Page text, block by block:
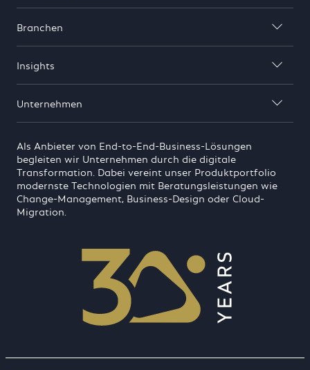

Branchen

Insights

Unternehmen
Als Anbieter von End-to-End-Business-Lösungen
begleiten wir Unternehmen durch die digitale
Transformation. Dabei vereint unser Produktportfolio
modernste Technologien mit Beratungsleistungen wie
Change-Management, Business-Design oder Cloud-
Migration.